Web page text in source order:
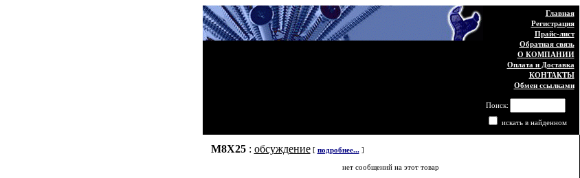
Главная
Регистрация
Прайс-лист
Обратная связь
О КОМПАНИИ
Оплата и Доставка
КОНТАКТЫ
Обмен ссылками
Поиск:
искать в найденном
М8Х25: обсуждение[ подробнее...]
нет сообщений на этот товар